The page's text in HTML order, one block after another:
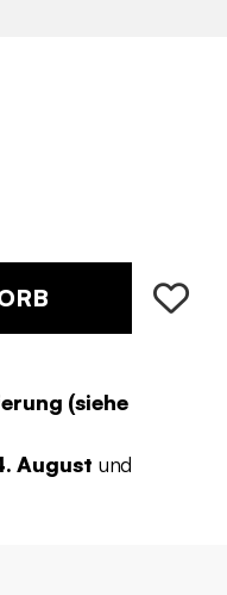
(siehe
August und